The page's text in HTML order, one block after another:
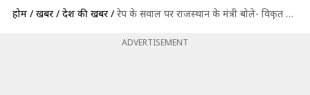
होम / खबरें / देश की खबरें / रेप के सवाल पर राजस्थान के मंत्री बोले- विकृत मानसिकता के पीछे इंटरनेट, सेंसरशिप की जरूरत
ADVERTISEMENT